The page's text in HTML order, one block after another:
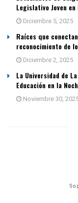
Legislativo Joven
Diciembre 5, 2025
Raíces que
reconocimiento de
Diciembre 2, 2025
La Universidad de
Educación en la
Noviembre 30,